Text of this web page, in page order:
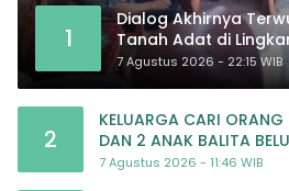
1
Dialog Akhirnya
Tanah Adat di
Nasional Memasuki
7 Agustus 2026 - 22:15 WIB
2
KELUARGA CARI
DAN 2 ANAK BALITA
JULI 2026
7 Agustus 2026 - 11:46 WIB